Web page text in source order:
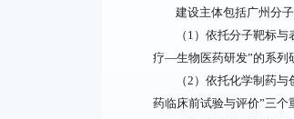
建设主体包括广州分
（1）依托分子靶标
疗—生物医药研发”的系列
（2）依托化学制药
药临床前试验与评价”三个